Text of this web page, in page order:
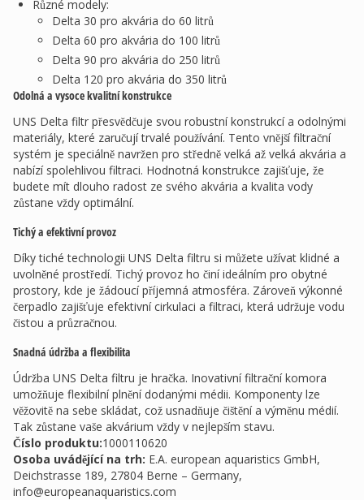
Různé modely:
Delta 30 pro akvária do 60 litrů
Delta 60 pro akvária do 100 litrů
Delta 90 pro akvária do 250 litrů
Delta 120 pro akvária do 350 litrů
Odolná a vysoce kvalitní konstrukce
UNS Delta filtr přesvědčuje svou robustní konstrukcí a odolnými
materiály, které zaručují trvalé používání. Tento vnější filtrační
systém je speciálně navržen pro středně velká až velká akvária a
nabízí spolehlivou filtraci. Hodnotná konstrukce zajišťuje, že
budete mít dlouho radost ze svého akvária a kvalita vody
zůstane vždy optimální.
Tichý a efektivní provoz
Díky tiché technologii UNS Delta filtru si můžete užívat klidné a
uvolněné prostředí. Tichý provoz ho činí ideálním pro obytné
prostory, kde je žádoucí příjemná atmosféra. Zároveň výkonné
čerpadlo zajišťuje efektivní cirkulaci a filtraci, která udržuje vodu
čistou a průzračnou.
Snadná údržba a flexibilita
Údržba UNS Delta filtru je hračka. Inovativní filtrační komora
umožňuje flexibilní plnění dodanými médii. Komponenty lze
věžovitě na sebe skládat, což usnadňuje čištění a výměnu médií.
Tak zůstane vaše akvárium vždy v nejlepším stavu.
Číslo produktu:1000110620
Osoba uvádějící na trh: E.A. european aquaristics GmbH,
Deichstrasse 189, 27804 Berne – Germany,
info@europeanaquaristics.com